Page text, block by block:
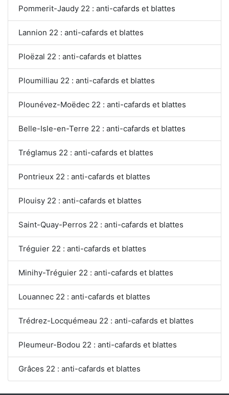
Pommerit-Jaudy 22 : anti-cafards et blattes
Lannion 22 : anti-cafards et blattes
Ploëzal 22 : anti-cafards et blattes
Ploumilliau 22 : anti-cafards et blattes
Plounévez-Moëdec 22 : anti-cafards et blattes
Belle-Isle-en-Terre 22 : anti-cafards et blattes
Tréglamus 22 : anti-cafards et blattes
Pontrieux 22 : anti-cafards et blattes
Plouisy 22 : anti-cafards et blattes
Saint-Quay-Perros 22 : anti-cafards et blattes
Tréguier 22 : anti-cafards et blattes
Minihy-Tréguier 22 : anti-cafards et blattes
Louannec 22 : anti-cafards et blattes
Trédrez-Locquémeau 22 : anti-cafards et blattes
Pleumeur-Bodou 22 : anti-cafards et blattes
Grâces 22 : anti-cafards et blattes